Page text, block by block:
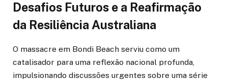
Desafios Futuros e a Reafirmação
da Resiliência Australiana
O massacre em Bondi Beach serviu como um
catalisador para uma reflexão nacional profunda,
impulsionando discussões urgentes sobre uma série